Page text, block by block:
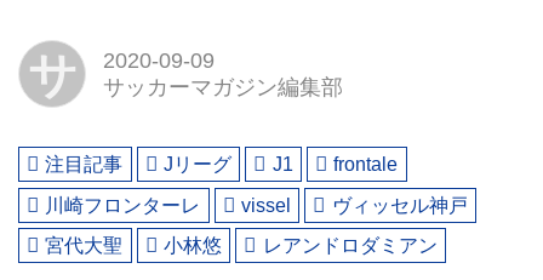
サ
2020-09-09
サッカーマガジン編集部
注目記事 Jリーグ J1
frontale
川崎フロンターレ
vissel
ヴィッセル神戸
宮代大聖
小林悠 レアンドロダミアン